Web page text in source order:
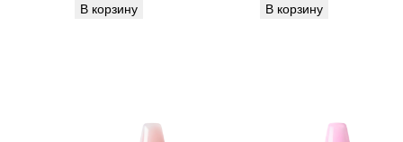
В корзину В корзину